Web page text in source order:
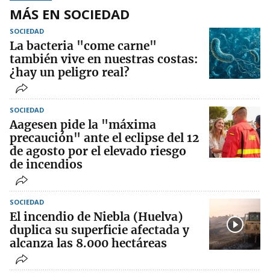
MÁS EN SOCIEDAD
SOCIEDAD
La bacteria "come carne"
también vive en nuestras costas:
¿hay un peligro real?
SOCIEDAD
Aagesen pide la "máxima
precaución" ante el eclipse del 12
de agosto por el elevado riesgo
de incendios
SOCIEDAD
El incendio de Niebla (Huelva)
duplica su superficie afectada y
alcanza las 8.000 hectáreas